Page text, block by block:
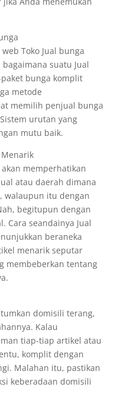
Toko Jual bunga
suatu Jual
bunga komplit
metode
memilih penjual bunga
urutan yang
mutu baik.
memperhatikan
atau daerah dimana
walaupun itu dengan
begitupun dengan
Cara seandainya Jual
beraneka
menarik seputar
membeberkan tentang
domisili terang,
Kalau
tiap-tiap artikel atau
komplit dengan
Malahan itu, pastikan
keberadaan domisili